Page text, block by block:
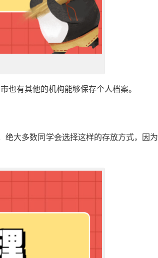
也有其他的机构能够保存个人档案。
绝大多数同学会选择这样的存放方式，因